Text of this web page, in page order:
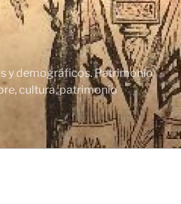
y demográficos. Patrimonio
cultura, patrimonio